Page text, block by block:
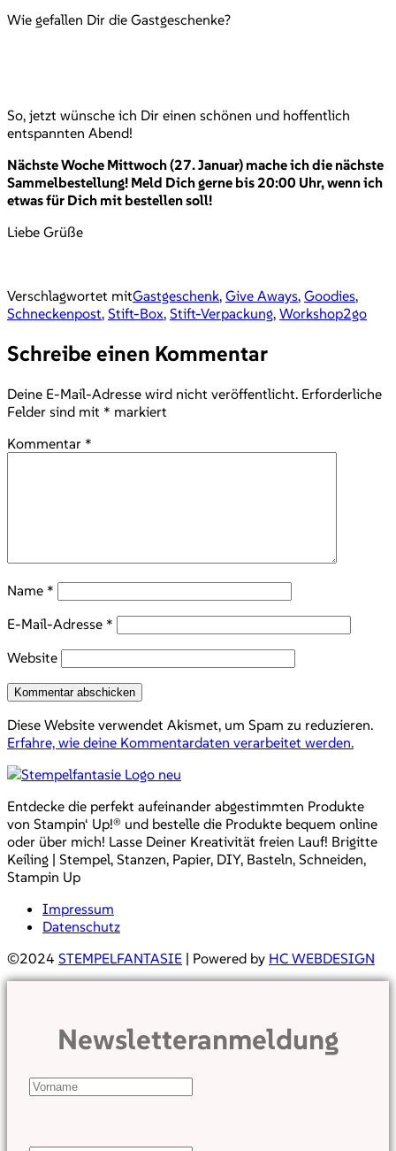
Wie gefallen Dir die Gastgeschenke?
So, jetzt wünsche ich Dir einen schönen und hoffentlich
entspannten Abend!
Nächste Woche Mittwoch (27. Januar) mache ich die nächste
Sammelbestellung! Meld Dich gerne bis 20:00 Uhr, wenn ich
etwas für Dich mit bestellen soll!
Liebe Grüße
Verschlagwortet mitGastgeschenk, Give Aways, Goodies,
Schneckenpost, Stift-Box, Stift-Verpackung, Workshop2go
Schreibe einen Kommentar
Deine E-Mail-Adresse wird nicht veröffentlicht. Erforderliche
Felder sind mit * markiert
Kommentar *
Name *
E-Mail-Adresse *
Website
Diese Website verwendet Akismet, um Spam zu reduzieren.
Erfahre, wie deine Kommentardaten verarbeitet werden.
Entdecke die perfekt aufeinander abgestimmten Produkte
von Stampin‘ Up!® und bestelle die Produkte bequem online
oder über mich! Lasse Deiner Kreativität freien Lauf! Brigitte
Keiling | Stempel, Stanzen, Papier, DIY, Basteln, Schneiden,
Stampin Up
Impressum
Datenschutz
©2024 STEMPELFANTASIE | Powered by HC WEBDESIGN
Newsletteranmeldung